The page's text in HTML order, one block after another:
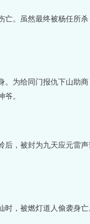
。虽然最终被杨任所
为给同门报仇下山助
。
，被封为九天应元雷
，被燃灯道人偷袭身